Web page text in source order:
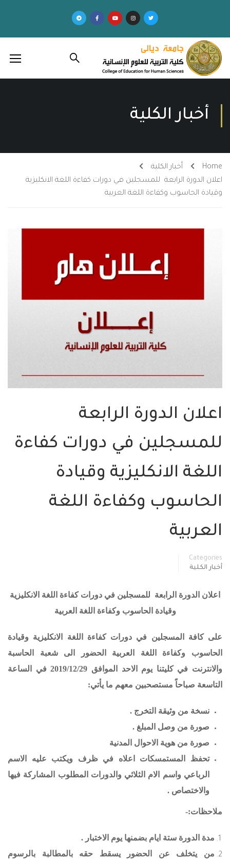
أخبار الكلية
Home
أخبار الكلية
اعلان الدورة الرابعة للمسجلين في دورات كفاءة اللغة الانكليزية
وقيادة الحاسوب وكفاءة اللغة العربية
اعلان الدورة الرابعة
للمسجلين في دورات كفاءة
اللغة الانكليزية وقيادة
الحاسوب وكفاءة اللغة
العربية
Categories
أخبار الكلية
اعلان الدورة الرابعة للمسجلين في دورات كفاءة اللغة الانكليزية
وقيادة الحاسوب وكفاءة اللغة العربية
على كافة المسجلين في دورات كفاءة اللغة الانكليزية وقيادة
الحاسوب وكفاءة اللغة العربية الحضور الى شعبة الحاسبة
والانترنت في كليتنا يوم الاحد الموافق
2019/12/29 في الساعة
التاسعة صباحاً مستصحبين معهم ما يأتي:
نسخة من وثيقة التخرج .
صورة من وصل المبلغ .
صورة من هوية الاحوال المدنية
تحفظ المستمسكات اعلاه في ظرف ويكتب عليه الاسم
الرباعي واسم الام الثلاثي والدورات المطلوب المشاركة فيها
والاختصاص .
ملاحظات:-
مدة الدورة ستة ايام بضمنها يوم الاختبار .
من يتخلف عن الحضور يسقط حقه بالمطالبة بالرسوم